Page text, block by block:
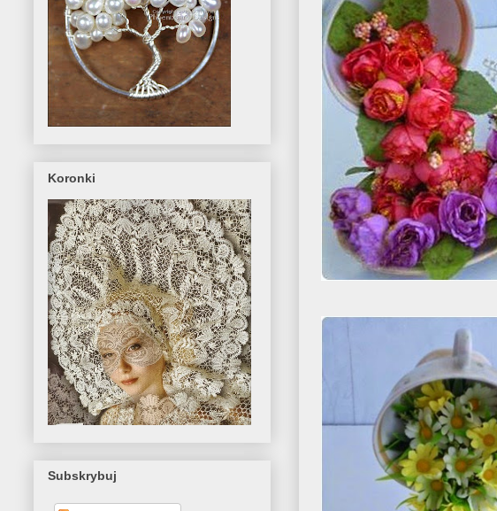
Koronki
Subskrybuj